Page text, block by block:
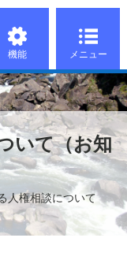
機能 メニュー
いて（お知
人権相談について